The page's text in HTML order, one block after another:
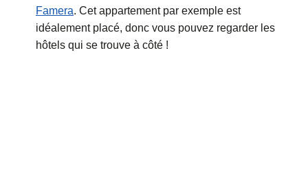
Famera. Cet appartement par exemple est
idéalement placé, donc vous pouvez regarder les
hôtels qui se trouve à côté !